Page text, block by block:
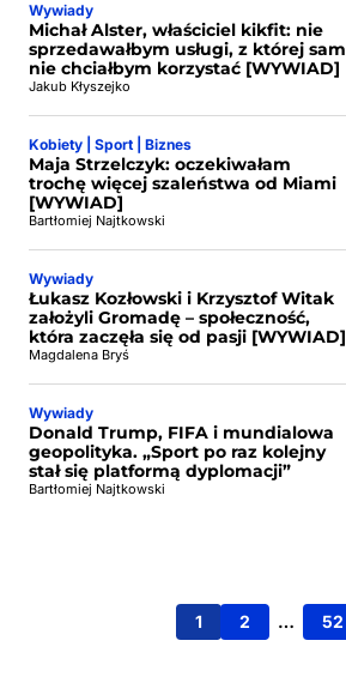
Wywiady
Michał Alster, właściciel kikfit: nie
sprzedawałbym usługi, z której sam
nie chciałbym korzystać [WYWIAD]
Jakub Kłyszejko
Kobiety | Sport | Biznes
Maja Strzelczyk: oczekiwałam
trochę więcej szaleństwa od Miami
[WYWIAD]
Bartłomiej Najtkowski
Wywiady
Łukasz Kozłowski i Krzysztof Witak
założyli Gromadę – społeczność,
która zaczęła się od pasji [WYWIAD]
Magdalena Bryś
Wywiady
Donald Trump, FIFA i mundialowa
geopolityka. „Sport po raz kolejny
stał się platformą dyplomacji”
Bartłomiej Najtkowski
1 2 … 52